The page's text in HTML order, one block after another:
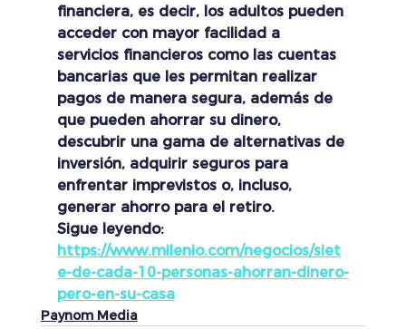
financiera, es decir, los adultos pueden
acceder con mayor facilidad a
servicios financieros como las cuentas
bancarias que les permitan realizar
pagos de manera segura, además de
que pueden ahorrar su dinero,
descubrir una gama de alternativas de
inversión, adquirir seguros para
enfrentar imprevistos o, incluso,
generar ahorro para el retiro.
Sigue leyendo:
https://www.milenio.com/negocios/siet
e-de-cada-10-personas-ahorran-dinero-
pero-en-su-casa
Paynom Media